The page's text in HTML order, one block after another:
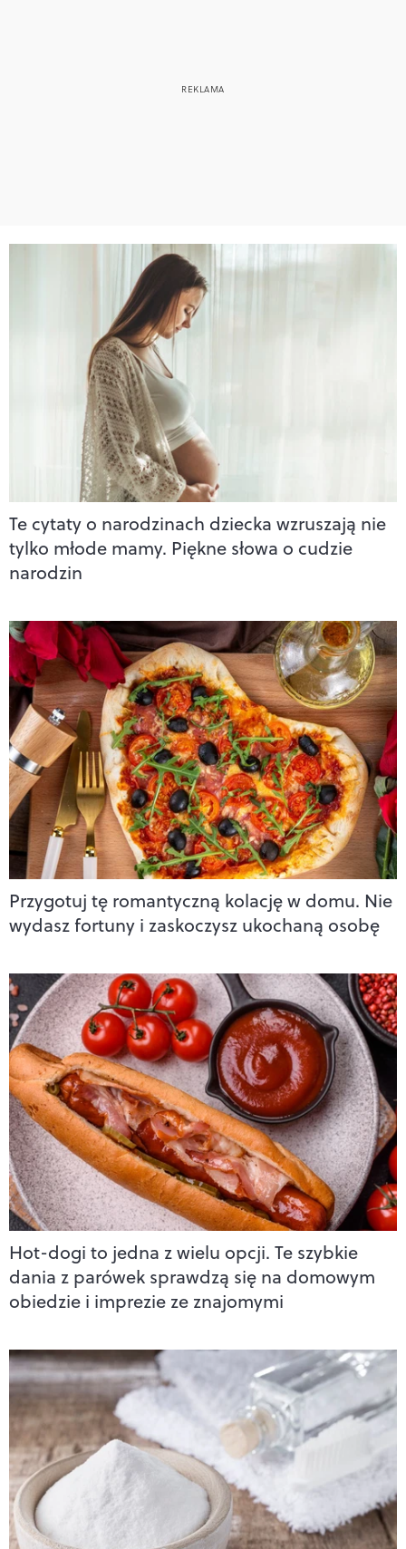
Te cytaty o narodzinach dziecka wzruszają nie
tylko młode mamy. Piękne słowa o cudzie
narodzin
Przygotuj tę romantyczną kolację w domu. Nie
wydasz fortuny i zaskoczysz ukochaną osobę
Hot-dogi to jedna z wielu opcji. Te szybkie
dania z parówek sprawdzą się na domowym
obiedzie i imprezie ze znajomymi